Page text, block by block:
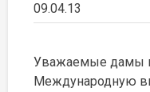
09.04.13
Уважаемые дамы
Международную